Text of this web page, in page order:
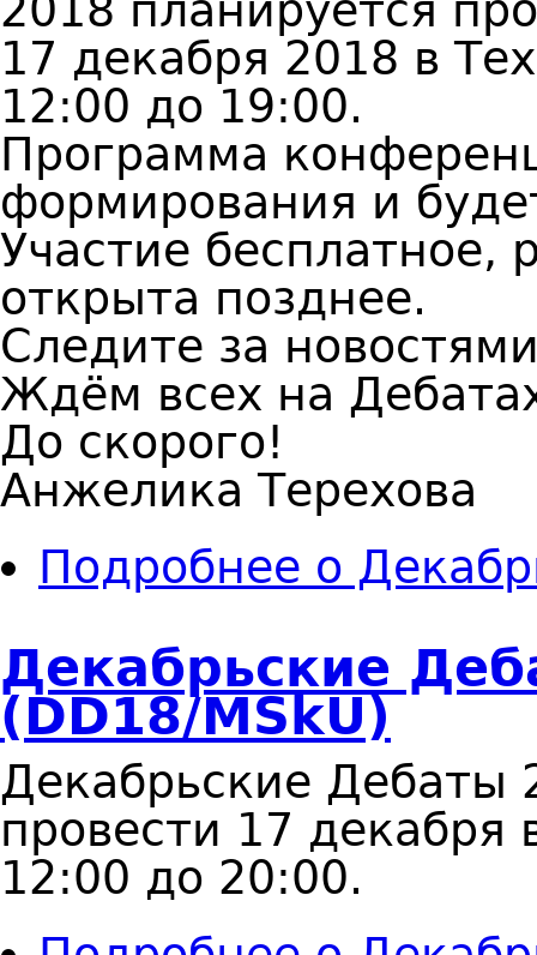
17 декабря 2018 в
12:00 до 19:00.
Программа
формирования и
Участие бесплатное,
открыта позднее.
Следите за
Ждём всех на
До скорого!
Анжелика Терехова
Подробнее о
Декабрьские
(DD18/MSkU)
Декабрьские Дебаты
провести 17 декабря
12:00 до 20:00.